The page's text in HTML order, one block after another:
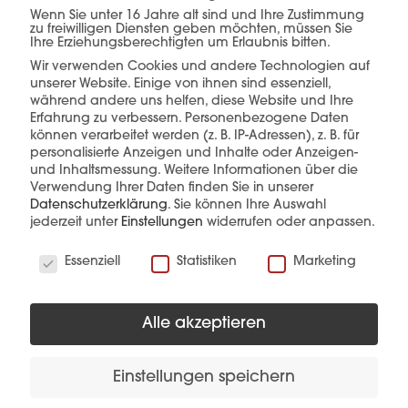
Verkauf –alles aus
einer Hand.
mehr erfahren
interessieren
Wenn Sie unter 16 Jahre alt sind und Ihre Zustimmung
zu freiwilligen Diensten geben möchten, müssen Sie
Ihre Erziehungsberechtigten um Erlaubnis bitten.
Wir verwenden Cookies und andere Technologien auf
unserer Website. Einige von ihnen sind essenziell,
während andere uns helfen, diese Website und Ihre
Erfahrung zu verbessern. Personenbezogene Daten
können verarbeitet werden (z. B. IP-Adressen), z. B. für
personalisierte Anzeigen und Inhalte oder Anzeigen-
und Inhaltsmessung. Weitere Informationen über die
Verwendung Ihrer Daten finden Sie in unserer
Datenschutzerklärung. Sie können Ihre Auswahl
jederzeit unter Einstellungen widerrufen oder anpassen.
Essenziell
Statistiken Marketing
Alle akzeptieren
Einstellungen speichern